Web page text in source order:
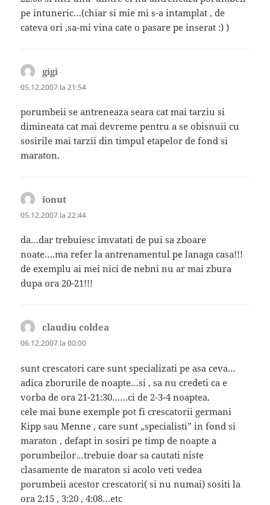
pe intuneric…(chiar si mie mi s-a intamplat , de
cateva ori ,sa-mi vina cate o pasare pe inserat :) )
gigi
05.12.2007 la 21:54
porumbeii se antreneaza seara cat mai tarziu si
dimineata cat mai devreme pentru a se obisnuii cu
sosirile mai tarzii din timpul etapelor de fond si
maraton.
ionut
05.12.2007 la 22:44
da…dar trebuiesc imvatati de pui sa zboare
noate….ma refer la antrenamentul pe lanaga casa!!!
de exemplu ai mei nici de nebni nu ar mai zbura
dupa ora 20-21!!!
claudiu coldea
06.12.2007 la 00:00
sunt crescatori care sunt specializati pe asa ceva…
adica zborurile de noapte…si , sa nu credeti ca e
vorba de ora 21-21:30……ci de 2-3-4 noaptea.
cele mai bune exemple pot fi crescatorii germani
Kipp sau Menne , care sunt „specialisti” in fond si
maraton , defapt in sosiri pe timp de noapte a
porumbeilor…trebuie doar sa cautati niste
clasamente de maraton si acolo veti vedea
porumbeii acestor crescatori( si nu numai) sositi la
ora 2:15 , 3:20 , 4:08…etc